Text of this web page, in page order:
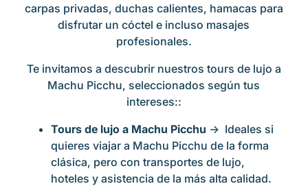
carpas privadas, duchas calientes, hamacas para
disfrutar un cóctel e incluso masajes
profesionales.
Te invitamos a descubrir nuestros tours de lujo a
Machu Picchu, seleccionados según tus
intereses::
Tours de lujo a Machu Picchu → Ideales si
quieres viajar a Machu Picchu de la forma
clásica, pero con transportes de lujo,
hoteles y asistencia de la más alta calidad.